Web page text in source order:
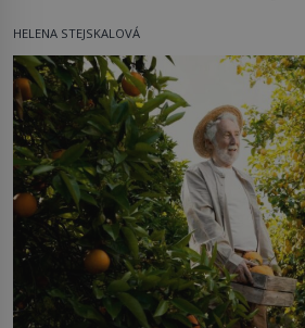
HELENA STEJSKALOVÁ